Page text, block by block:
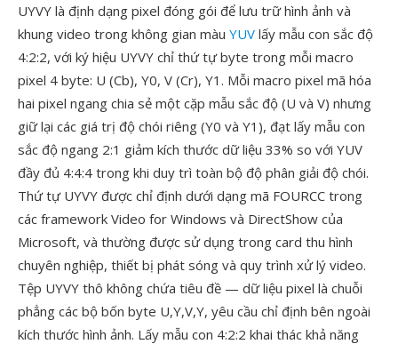
UYVY là định dạng pixel đóng gói để lưu trữ hình ảnh và
khung video trong không gian màu YUV lấy mẫu con sắc độ
4:2:2, với ký hiệu UYVY chỉ thứ tự byte trong mỗi macro
pixel 4 byte: U (Cb), Y0, V (Cr), Y1. Mỗi macro pixel mã hóa
hai pixel ngang chia sẻ một cặp mẫu sắc độ (U và V) nhưng
giữ lại các giá trị độ chói riêng (Y0 và Y1), đạt lấy mẫu con
sắc độ ngang 2:1 giảm kích thước dữ liệu 33% so với YUV
đầy đủ 4:4:4 trong khi duy trì toàn bộ độ phân giải độ chói.
Thứ tự UYVY được chỉ định dưới dạng mã FOURCC trong
các framework Video for Windows và DirectShow của
Microsoft, và thường được sử dụng trong card thu hình
chuyên nghiệp, thiết bị phát sóng và quy trình xử lý video.
Tệp UYVY thô không chứa tiêu đề — dữ liệu pixel là chuỗi
phẳng các bộ bốn byte U,Y,V,Y, yêu cầu chỉ định bên ngoài
kích thước hình ảnh. Lấy mẫu con 4:2:2 khai thác khả năng